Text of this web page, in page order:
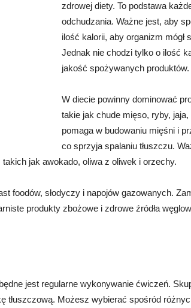
zdrowej diety. To podstawa
odchudzania. Ważne jest, aby
ilość kalorii, aby organizm mógł
Jednak nie chodzi tylko o ilość
jakość spożywanych produktów.
W diecie powinny dominować
takie jak chude mięso, ryby, jaja,
pomaga w budowaniu mięśni i
co sprzyja spalaniu tłuszczu.
jak awokado, oliwa z oliwek i orzechy.
foodów, słodyczy i napojów gazowanych.
produkty zbożowe i zdrowe źródła
jest regularne wykonywanie ćwiczeń.
tłuszczową. Możesz wybierać spośród